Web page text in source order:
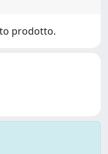
prodotto.